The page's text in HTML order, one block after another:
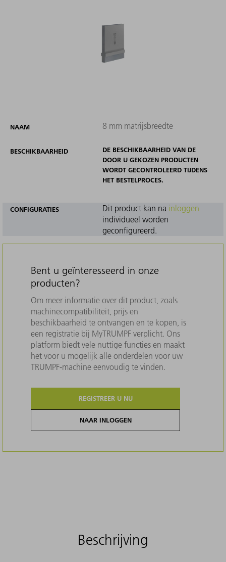
NAAM 8 mm matrijsbreedte
BESCHIKBAARHEID
DE BESCHIKBAARHEID VAN DE
DOOR U GEKOZEN PRODUCTEN
WORDT GECONTROLEERD TIJDENS
HET BESTELPROCES.
CONFIGURATIES Dit product kan na inloggen
individueel worden
geconfigureerd.
Bent u geïnteresseerd in onze
producten?
Om meer informatie over dit product, zoals
machinecompatibiliteit, prijs en
beschikbaarheid te ontvangen en te kopen, is
een registratie bij MyTRUMPF verplicht. Ons
platform biedt vele nuttige functies en maakt
het voor u mogelijk alle onderdelen voor uw
TRUMPF-machine eenvoudig te vinden.
REGISTREER U NU
NAAR INLOGGEN
Beschrijving